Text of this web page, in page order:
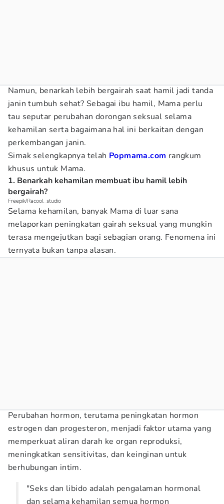
Namun, benarkah lebih bergairah saat hamil jadi tanda
janin tumbuh sehat? Sebagai ibu hamil, Mama perlu
tau seputar perubahan dorongan seksual selama
kehamilan serta bagaimana hal ini berkaitan dengan
perkembangan janin.
Simak selengkapnya telah Popmama.com rangkum
khusus untuk Mama.
1. Benarkah kehamilan membuat ibu hamil lebih
bergairah?
Freepik/Racool_studio
Selama kehamilan, banyak Mama di luar sana
melaporkan peningkatan gairah seksual yang mungkin
terasa mengejutkan bagi sebagian orang. Fenomena ini
ternyata bukan tanpa alasan.
Perubahan hormon, terutama peningkatan hormon
estrogen dan progesteron, menjadi faktor utama yang
memperkuat aliran darah ke organ reproduksi,
meningkatkan sensitivitas, dan keinginan untuk
berhubungan intim.
"Seks dan libido adalah pengalaman hormonal
dan selama kehamilan semua hormon